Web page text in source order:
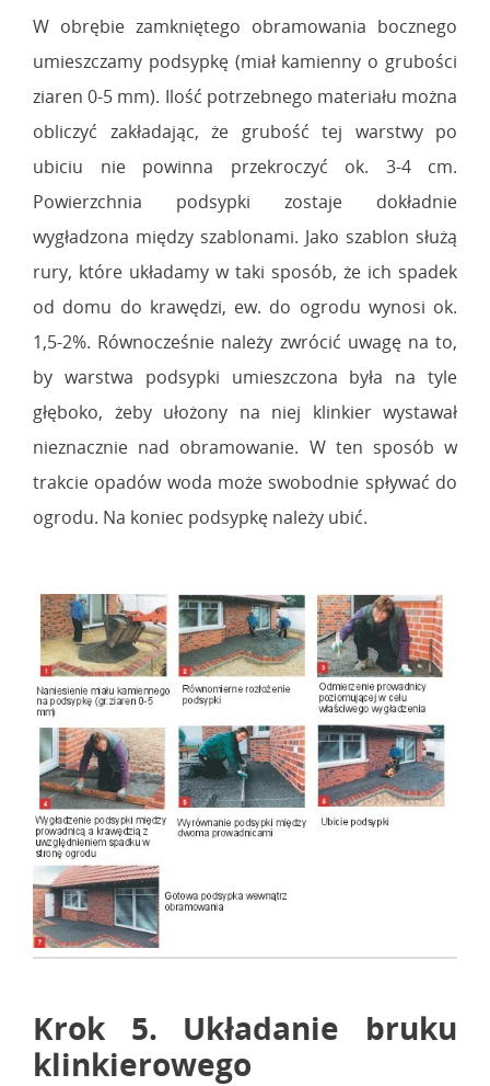
W obrębie zamkniętego obramowania bocznego
umieszczamy podsypkę (miał kamienny o grubości
ziaren 0-5 mm). Ilość potrzebnego materiału można
obliczyć zakładając, że grubość tej warstwy po
ubiciu nie powinna przekroczyć ok. 3-4 cm.
Powierzchnia podsypki zostaje dokładnie
wygładzona między szablonami. Jako szablon służą
rury, które układamy w taki sposób, że ich spadek
od domu do krawędzi, ew. do ogrodu wynosi ok.
1,5-2%. Równocześnie należy zwrócić uwagę na to,
by warstwa podsypki umieszczona była na tyle
głęboko, żeby ułożony na niej klinkier wystawał
nieznacznie nad obramowanie. W ten sposób w
trakcie opadów woda może swobodnie spływać do
ogrodu. Na koniec podsypkę należy ubić.
Krok 5. Układanie bruku
klinkierowego